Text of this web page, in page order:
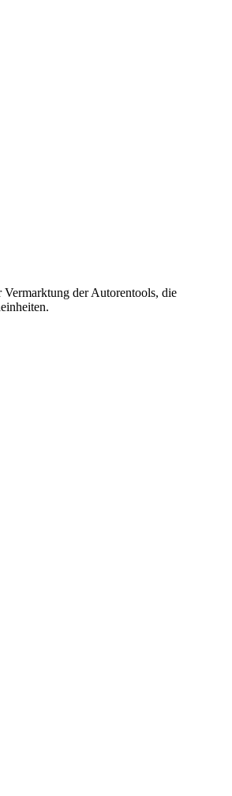
der Autorentools, die